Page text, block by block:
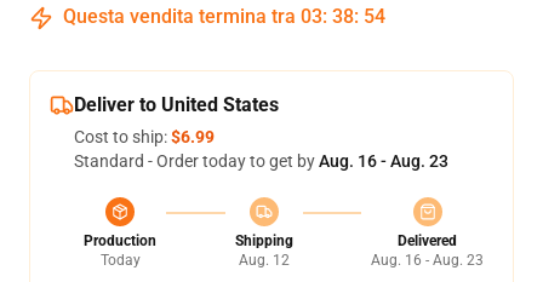
Questa vendita termina tra 03: 38: 53
Deliver to United States
Cost to ship:$6.99
Standard - Order today to get byAug. 16 - Aug. 23
Production
Today
Shipping
Aug. 12
Delivered
Aug. 16 - Aug. 23